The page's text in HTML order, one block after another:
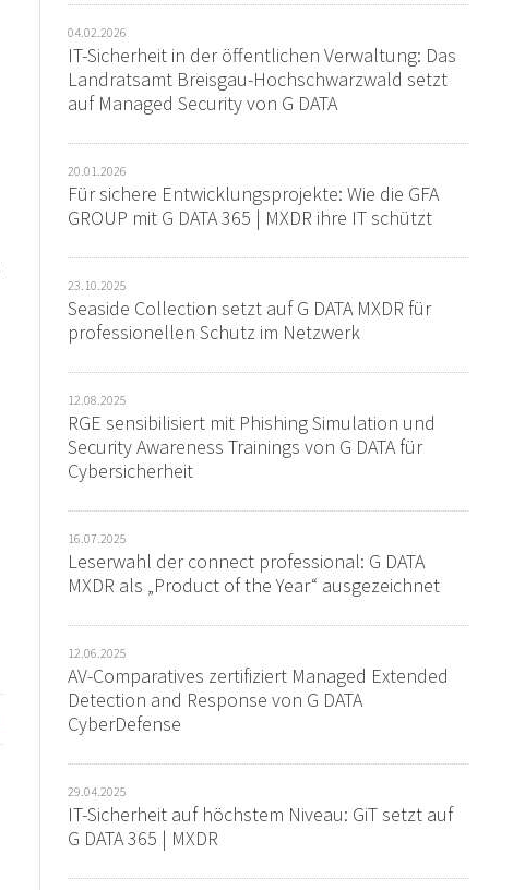
04.02.2026
IT-Sicherheit in der öffentlichen Verwaltung: Das
Landratsamt Breisgau-Hochschwarzwald setzt
auf Managed Security von G DATA
20.01.2026
Für sichere Entwicklungsprojekte: Wie die GFA
GROUP mit G DATA 365 | MXDR ihre IT schützt
23.10.2025
Seaside Collection setzt auf G DATA MXDR für
professionellen Schutz im Netzwerk
12.08.2025
RGE sensibilisiert mit Phishing Simulation und
Security Awareness Trainings von G DATA für
Cybersicherheit
16.07.2025
Leserwahl der connect professional: G DATA
MXDR als „Product of the Year“ ausgezeichnet
12.06.2025
AV-Comparatives zertifiziert Managed Extended
Detection and Response von G DATA
CyberDefense
29.04.2025
IT-Sicherheit auf höchstem Niveau: GiT setzt auf
G DATA 365 | MXDR